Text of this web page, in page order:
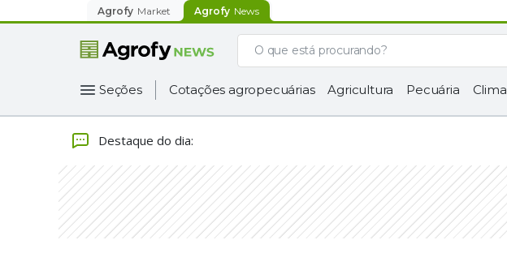
Agrofy Market Agrofy News
Seções Cotações agropecuárias Agricultura Pecuária Clima
Destaque do dia: